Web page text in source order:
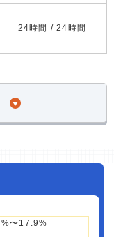
24時間 / 24時間
〜17.9%